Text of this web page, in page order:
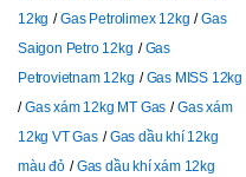
12kg
Gas Petrolimex 12kg
Gas
Saigon Petro 12kg
Gas
Petrovietnam 12kg
Gas MISS 12kg
Gas xám 12kg MT Gas
Gas xám
12kg VT Gas
Gas dầu khí 12kg
màu đỏ
Gas dầu khí xám 12kg